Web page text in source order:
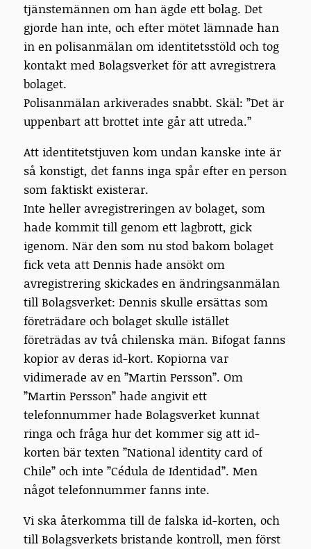
tjänstemännen om han ägde ett bolag. Det
gjorde han inte, och efter mötet lämnade han
in en polisanmälan om identitetsstöld och tog
kontakt med Bolagsverket för att avregistrera
bolaget.
Polisanmälan arkiverades snabbt. Skäl: ”Det är
uppenbart att brottet inte går att utreda.”
Att identitetstjuven kom undan kanske inte är
så konstigt, det fanns inga spår efter en person
som faktiskt existerar.
Inte heller avregistreringen av bolaget, som
hade kommit till genom ett lagbrott, gick
igenom. När den som nu stod bakom bolaget
fick veta att Dennis hade ansökt om
avregistrering skickades en ändringsanmälan
till Bolagsverket: Dennis skulle ersättas som
företrädare och bolaget skulle istället
företrädas av två chilenska män. Bifogat fanns
kopior av deras id-kort. Kopiorna var
vidimerade av en ”Martin Persson”. Om
”Martin Persson” hade angivit ett
telefonnummer hade Bolagsverket kunnat
ringa och fråga hur det kommer sig att id-
korten bär texten ”National identity card of
Chile” och inte ”Cédula de Identidad”. Men
något telefonnummer fanns inte.
Vi ska återkomma till de falska id-korten, och
till Bolagsverkets bristande kontroll, men först